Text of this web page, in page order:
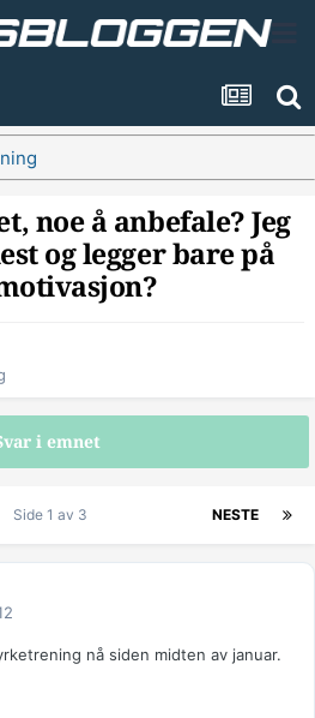
noe å anbefale? Jeg
og legger bare på
i emnet
NESTE
Side 1 av 3
nå siden midten av januar.